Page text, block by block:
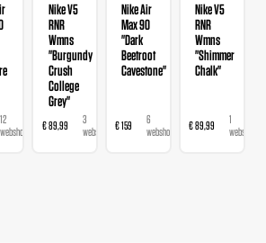
12
webshops
Nike V5
RNR
Wmns
"Burgundy
Crush
College
Grey"
€ 89,99
3
webshops
Nike Air
Max 90
"Dark
Beetroot
Cavestone"
€ 159
6
webshops
Nike V5
RNR
Wmns
"Shimmer
Chalk"
€ 89,99
1
webshop